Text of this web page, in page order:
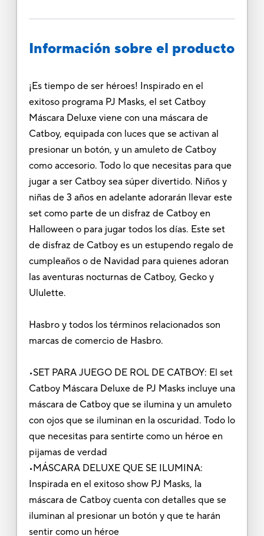
Información sobre el producto
¡Es tiempo de ser héroes! Inspirado en el
exitoso programa PJ Masks, el set Catboy
Máscara Deluxe viene con una máscara de
Catboy, equipada con luces que se activan al
presionar un botón, y un amuleto de Catboy
como accesorio. Todo lo que necesitas para que
jugar a ser Catboy sea súper divertido. Niños y
niñas de 3 años en adelante adorarán llevar este
set como parte de un disfraz de Catboy en
Halloween o para jugar todos los días. Este set
de disfraz de Catboy es un estupendo regalo de
cumpleaños o de Navidad para quienes adoran
las aventuras nocturnas de Catboy, Gecko y
Ululette.
Hasbro y todos los términos relacionados son
marcas de comercio de Hasbro.
•SET PARA JUEGO DE ROL DE CATBOY: El set
Catboy Máscara Deluxe de PJ Masks incluye una
máscara de Catboy que se ilumina y un amuleto
con ojos que se iluminan en la oscuridad. Todo lo
que necesitas para sentirte como un héroe en
pijamas de verdad
•MÁSCARA DELUXE QUE SE ILUMINA:
Inspirada en el exitoso show PJ Masks, la
máscara de Catboy cuenta con detalles que se
iluminan al presionar un botón y que te harán
sentir como un héroe